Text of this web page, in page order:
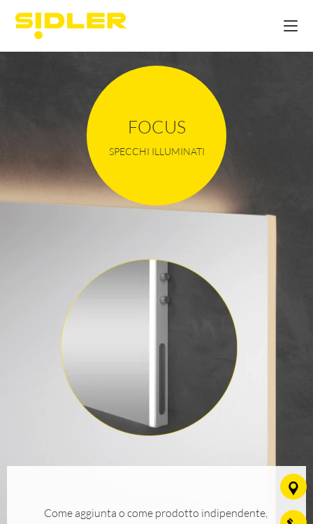
FOCUS
SPECCHI ILLUMINATI
Come aggiunta o come prodotto indipendente,